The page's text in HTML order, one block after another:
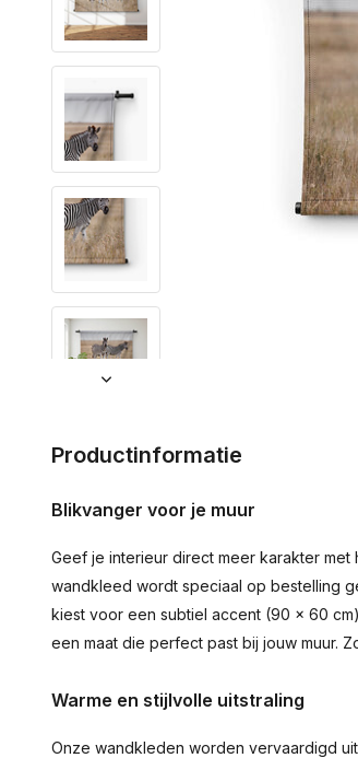
Productinformatie
Blikvanger voor je muur
Geef je interieur direct meer karakter met
wandkleed wordt speciaal op bestelling
kiest voor een subtiel accent (90 × 60
een maat die perfect past bij jouw muur.
Warme en stijlvolle uitstraling
Onze wandkleden worden vervaardigd